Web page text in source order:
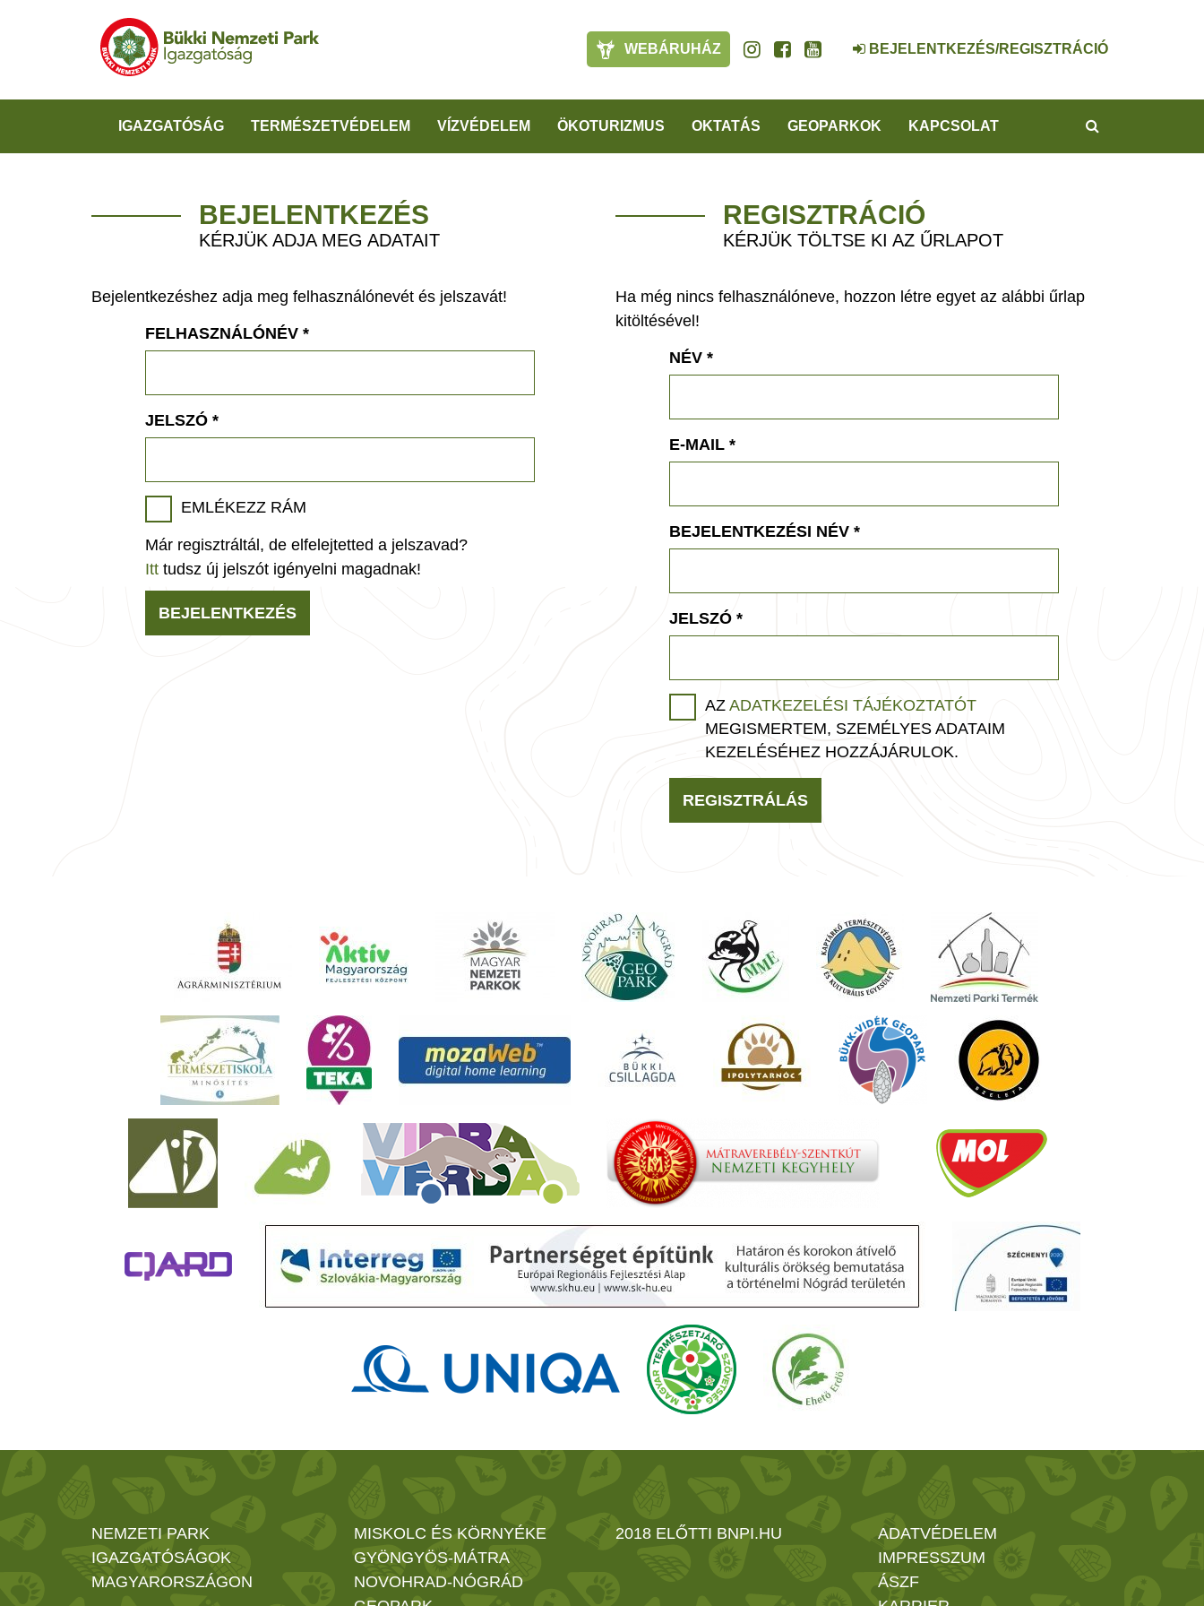
WEBÁRUHÁZ BEJELENTKEZÉS/REGISZTRÁCIÓ
IGAZGATÓSÁG TERMÉSZETVÉDELEM VÍZVÉDELEM ÖKOTURIZMUS OKTATÁS GEOPARKOK KAPCSOLAT
BEJELENTKEZÉS
KÉRJÜK ADJA MEG ADATAIT
Bejelentkezéshez adja meg felhasználónevét és jelszavát!
FELHASZNÁLÓNÉV *
JELSZÓ *
EMLÉKEZZ RÁM
Már regisztráltál, de elfelejtetted a jelszavad?
Itt tudsz új jelszót igényelni magadnak!
BEJELENTKEZÉS
REGISZTRÁCIÓ
KÉRJÜK TÖLTSE KI AZ ŰRLAPOT
Ha még nincs felhasználóneve, hozzon létre egyet az alábbi űrlap
kitöltésével!
NÉV *
E-MAIL *
BEJELENTKEZÉSI NÉV *
JELSZÓ *
AZ ADATKEZELÉSI TÁJÉKOZTATÓT
MEGISMERTEM, SZEMÉLYES ADATAIM
KEZELÉSÉHEZ HOZZÁJÁRULOK.
REGISZTRÁLÁS
NEMZETI PARK
IGAZGATÓSÁGOK
MAGYARORSZÁGON
MISKOLC ÉS KÖRNYÉKE
GYÖNGYÖS-MÁTRA
NOVOHRAD-NÓGRÁD
2018 ELŐTTI BNPI.HU
ADATVÉDELEM
IMPRESSZUM
ÁSZF